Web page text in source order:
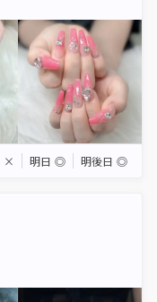
× 明日 ◎ 明後日 ◎